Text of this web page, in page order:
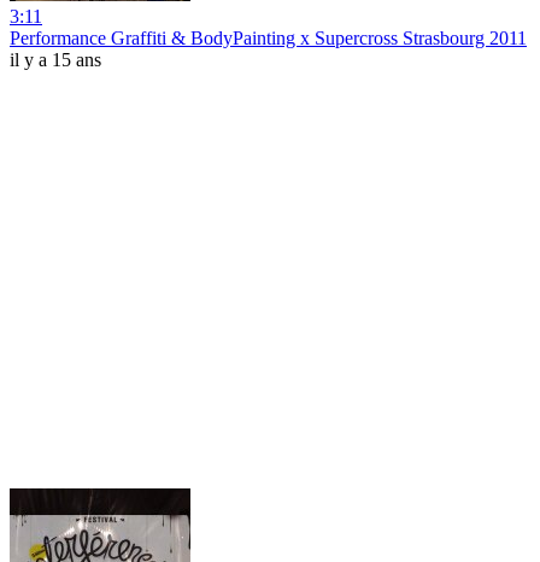
3:11
Performance Graffiti & BodyPainting x Supercross Strasbourg 2011
il y a 15 ans